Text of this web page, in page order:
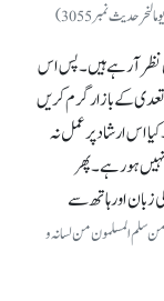
نظر آ رہے ہیں۔ پس اس
تعدی کے بازار گرم کریں
اس ارشاد پر عمل نہ
ہو رہے۔ پھر
زبان اور ہاتھ سے
سلم المسلمون من لسانہ و